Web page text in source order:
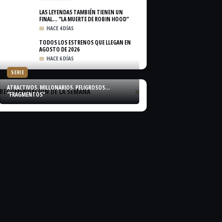
LAS LEYENDAS TAMBIÉN TIENEN UN
FINAL… “LA MUERTE DE ROBIN HOOD”
HACE 4 DÍAS
TODOS LOS ESTRENOS QUE LLEGAN EN
AGOSTO DE 2026
HACE 6 DÍAS
RECOMENDACIÓN DE LA SEMANA
SERIE
ATRACTIVOS. MILLONARIOS. PELIGROSOS…
“FRAGMENTOS”